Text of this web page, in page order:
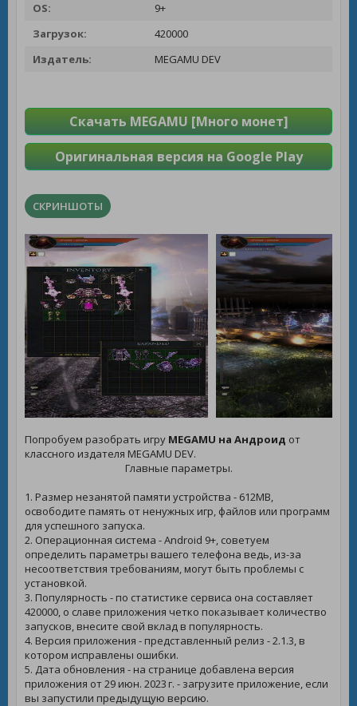
OS:
9+
Загрузок:
420000
Издатель:
MEGAMU DEV
Скачать MEGAMU [Много монет]
Оригинальная версия на Google Play
СКРИНШОТЫ
Попробуем разобрать игру MEGAMU на Андроид от
классного издателя MEGAMU DEV.
Главные параметры.
1. Размер незанятой памяти устройства - 612MB,
освободите память от ненужных игр, файлов или программ
для успешного запуска.
2. Операционная система - Android 9+, советуем
определить параметры вашего телефона ведь, из-за
несоответствия требованиям, могут быть проблемы с
установкой.
3. Популярность - по статистике сервиса она составляет
420000, о славе приложения четко показывает количество
запусков, внесите свой вклад в популярность.
4. Версия приложения - представленный релиз - 2.1.3, в
котором исправлены ошибки.
5. Дата обновления - на странице добавлена версия
приложения от 29 июн. 2023 г. - загрузите приложение, если
вы запустили предыдущую версию.